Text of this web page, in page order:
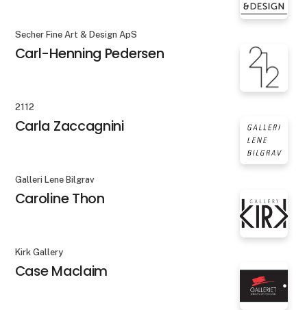
Secher Fine Art & Design ApS
Carl-Henning Pedersen
2112
Carla Zaccagnini
Galleri Lene Bilgrav
Caroline Thon
Kirk Gallery
Case Maclaim